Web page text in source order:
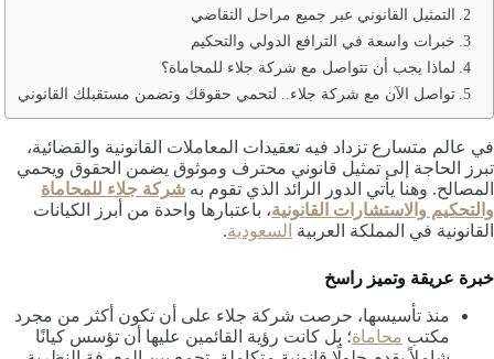
التمثيل القانوني عبر جميع مراحل التقاضي
خبرات واسعة في الترافع الدولي والتحكيم
لماذا يجب أن تتواصل مع شركة جلاء للمحاماة؟
تواصل الآن مع شركة جلاء.. لتحمي حقوقك وتضمن مستقبلك القانوني
في عالم متسارع تزداد فيه تعقيدات المعاملات القانونية والقضائية،
تبرز الحاجة إلى تمثيل قانوني محترف وموثوق يضمن الحقوق ويحمي
المصالح. وهنا يأتي الدور الرائد الذي تقوم به شركة جلاء للمحاماة
والتحكيم والاستشارات القانونية، باعتبارها واحدة من أبرز الكيانات
القانونية في المملكة العربية السعودية.
خبرة عريقة وتميز راسخ
منذ تأسيسها، حرصت شركة جلاء على أن تكون أكثر من مجرد
مكتب محاماة؛ بل كانت رؤية القائمين عليها أن تؤسس كيانًا